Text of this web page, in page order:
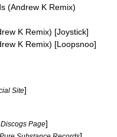
(Andrew K Remix)
K Remix) [Joystick]
K Remix) [Loopsnoo]
Site]
Page]